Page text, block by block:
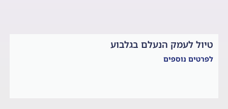
טיול לעמק הנעלם בגלבוע
לפרטים נוספים